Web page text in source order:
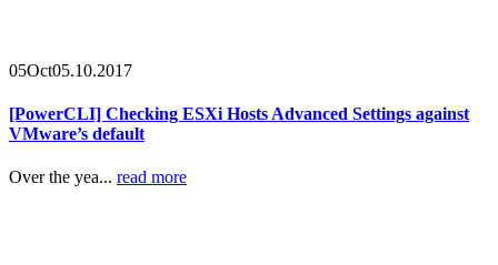
05Oct05.10.2017
[PowerCLI] Checking ESXi Hosts Advanced Settings against
VMware’s default
Over the yea... read more